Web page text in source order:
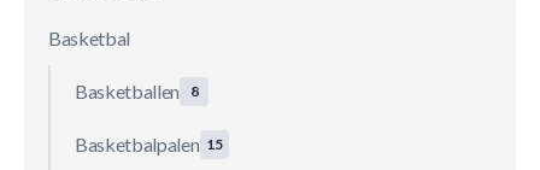
Basketbal
Basketballen 8
Basketbalpalen 15